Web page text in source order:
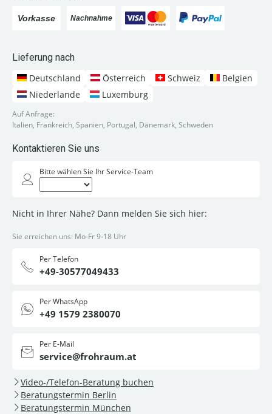
Lieferung nach
Deutschland
Österreich Schweiz
Belgien
Niederlande
Luxemburg
Auf Anfrage:
Italien, Frankreich, Spanien, Portugal, Dänemark, Schweden
Kontaktieren Sie uns
Bitte wählen Sie Ihr Service-Team
Nicht in Ihrer Nähe? Dann melden Sie sich hier:
Sie erreichen uns: Mo-Fr 9-18 Uhr
Per Telefon
+49-30577049433
Per WhatsApp
+49 1579 2380070
Per E-Mail
service@frohraum.at
Video-/Telefon-Beratung buchen
Beratungstermin Berlin
Beratungstermin München